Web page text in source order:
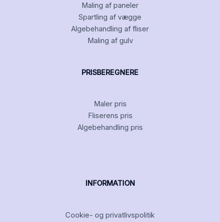
Maling af paneler
Spartling af vægge
Algebehandling af fliser
Maling af gulv
PRISBEREGNERE
Maler pris
Fliserens pris
Algebehandling pris
INFORMATION
Cookie- og privatlivspolitik